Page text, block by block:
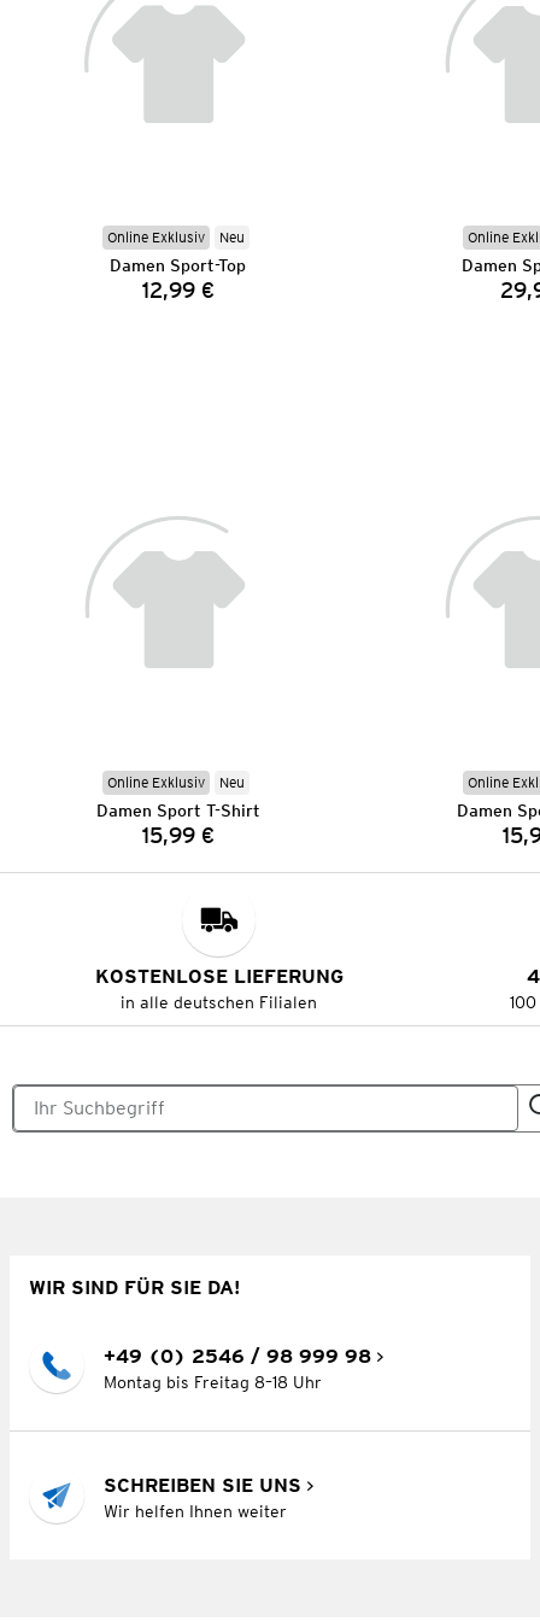
Online Exklusiv Neu
Damen Sport-Top
Preis:
12,99 €
Online
Damen
Online Exklusiv Neu
Damen Sport T-Shirt
Preis:
15,99 €
Online
Damen
KOSTENLOSE LIEFERUNG
in alle deutschen Filialen
WIR SIND FÜR SIE DA!
+49 (0) 2546 / 98 999 98
Montag bis Freitag 8–18 Uhr
SCHREIBEN SIE UNS
Wir helfen Ihnen weiter